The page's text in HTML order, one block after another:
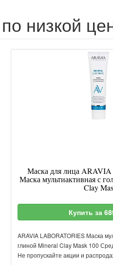
низкой
Маска для лица
Маска мультиактивная с
Clay
Купить за
ARAVIA LABORATORIES Маска
глиной Mineral Clay Mask 100
Не пропускайте акции и